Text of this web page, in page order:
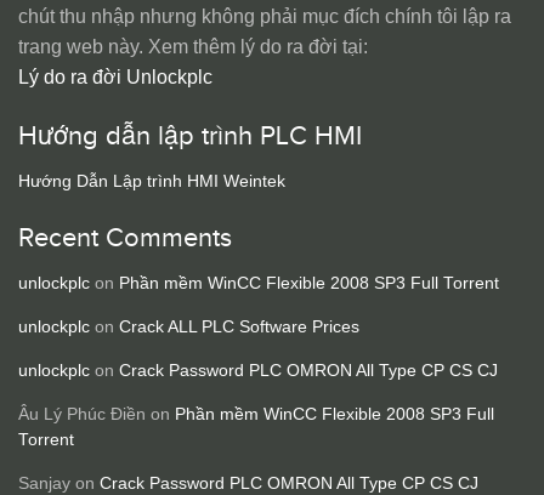
chút thu nhập nhưng không phải mục đích chính tôi lập ra
trang web này. Xem thêm lý do ra đời tại:
Lý do ra đời Unlockplc
Hướng dẫn lập trình PLC HMI
Hướng Dẫn Lập trình HMI Weintek
Recent Comments
unlockplc on Phần mềm WinCC Flexible 2008 SP3 Full Torrent
unlockplc on Crack ALL PLC Software Prices
unlockplc on Crack Password PLC OMRON All Type CP CS CJ
Âu Lý Phúc Điền on Phần mềm WinCC Flexible 2008 SP3 Full
Torrent
Sanjay on Crack Password PLC OMRON All Type CP CS CJ